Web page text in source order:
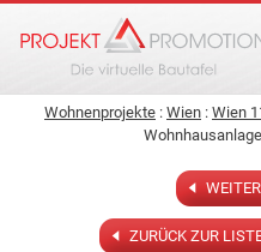
Wohnenprojekte : Wien : Wien
ZURÜCK ZUR